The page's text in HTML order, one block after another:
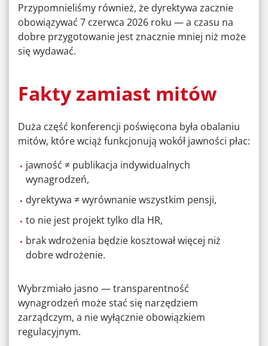
Przypomnieliśmy również, że dyrektywa zacznie
obowiązywać 7 czerwca 2026 roku — a czasu na
dobre przygotowanie jest znacznie mniej niż może
się wydawać.
Fakty zamiast mitów
Duża część konferencji poświęcona była obalaniu
mitów, które wciąż funkcjonują wokół jawności płac:
jawność ≠ publikacja indywidualnych
wynagrodzeń,
dyrektywa ≠ wyrównanie wszystkim pensji,
to nie jest projekt tylko dla HR,
brak wdrożenia będzie kosztował więcej niż
dobre wdrożenie.
Wybrzmiało jasno — transparentność
wynagrodzeń może stać się narzędziem
zarządczym, a nie wyłącznie obowiązkiem
regulacyjnym.